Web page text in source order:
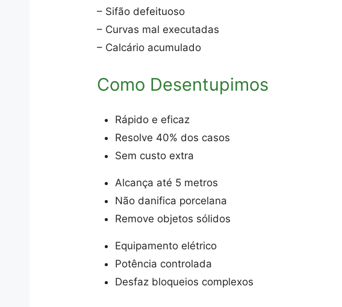
– Sifão defeituoso
– Curvas mal executadas
– Calcário acumulado
Como Desentupimos
Rápido e eficaz
Resolve 40% dos casos
Sem custo extra
Alcança até 5 metros
Não danifica porcelana
Remove objetos sólidos
Equipamento elétrico
Potência controlada
Desfaz bloqueios complexos